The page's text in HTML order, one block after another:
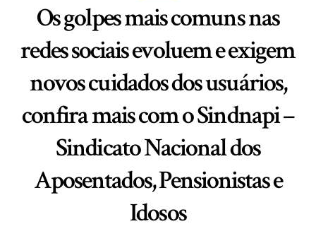
Os golpes mais comuns nas
redes sociais evoluem e exigem
novos cuidados dos usuários,
confira mais com o Sindnapi –
Sindicato Nacional dos
Aposentados, Pensionistas e
Idosos